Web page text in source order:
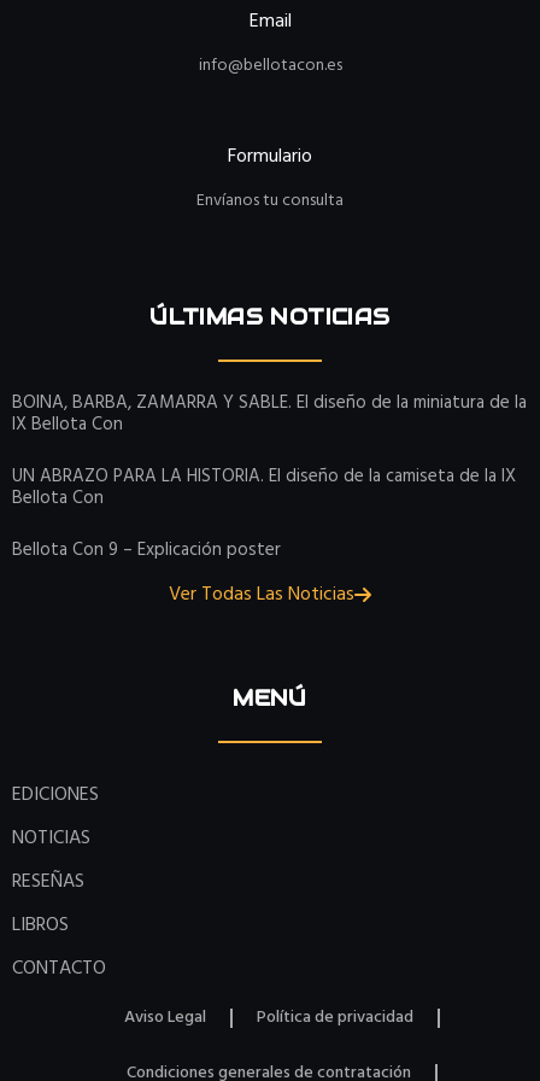
Email
info@bellotacon.es
Formulario
Envíanos tu consulta
ÚLTIMAS NOTICIAS
BOINA, BARBA, ZAMARRA Y SABLE. El diseño de la miniatura de la
IX Bellota Con
UN ABRAZO PARA LA HISTORIA. El diseño de la camiseta de la IX
Bellota Con
Bellota Con 9 – Explicación poster
Ver Todas Las Noticias
MENÚ
EDICIONES
NOTICIAS
RESEÑAS
LIBROS
CONTACTO
Aviso Legal
Política de privacidad
Condiciones generales de contratación